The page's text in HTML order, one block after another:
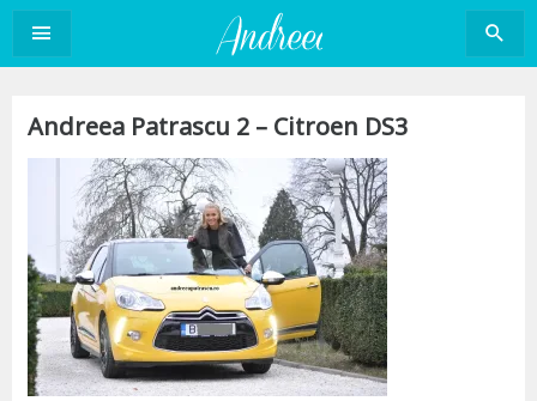
Sari
conținut
Andreea Patrascu 2 – Citroen DS3